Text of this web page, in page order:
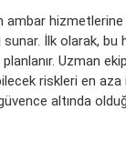
ambar hizmetlerine
İlk olarak, bu
Uzman
riskleri en aza
altında